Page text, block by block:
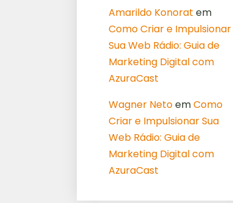
Amarildo Konorat em
Como Criar e Impulsionar
Sua Web Rádio: Guia de
Marketing Digital com
AzuraCast
Wagner NetoemComo
Criar e Impulsionar Sua
Web Rádio: Guia de
Marketing Digital com
AzuraCast